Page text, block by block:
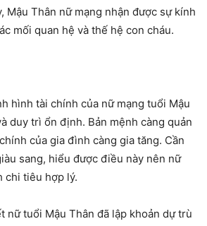
Mậu Thân nữ mạng nhận được sự kính
mối quan hệ và thế hệ con cháu.
hình tài chính của nữ mạng tuổi Mậu
duy trì ổn định. Bản mệnh càng quản
của gia đình càng gia tăng. Cần
sang, hiểu được điều này nên nữ
chi tiêu hợp lý.
nữ tuổi Mậu Thân đã lập khoản dự trù